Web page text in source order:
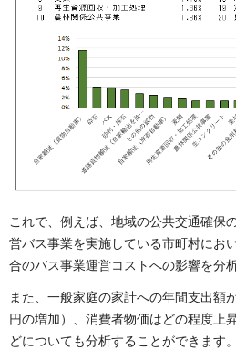
これで、例えば、地域の公共交通確保
営バス事業を実施している市町村にお
合のバス事業運営コストへの影響を分
また、一般家庭の家計への年間支出額
円の増加）、消費者物価はどの程度上
どについても分析することができます。